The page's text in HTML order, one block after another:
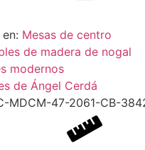
Mesas de centro
de madera de nogal
modernos
de Ángel Cerdá
MDCM-47-2061-CB-